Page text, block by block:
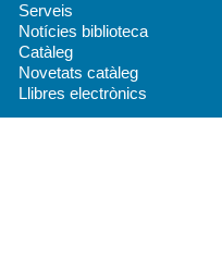
Serveis
Notícies biblioteca
Catàleg
Novetats catàleg
Llibres electrònics